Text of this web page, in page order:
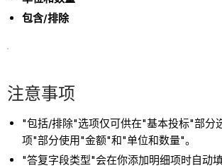
包含/排除
注意事项
"包括/排除"选项仅可供在"基本投标"部分
项"部分使用"金额"和"单位和数量"。
"答复字段类型"会在你添加明细项时自动